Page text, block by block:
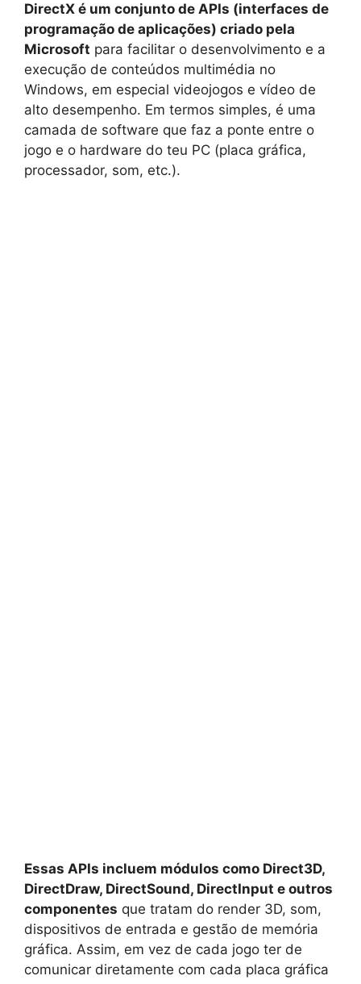
DirectX é um conjunto de APIs (interfaces de
programação de aplicações) criado pela
Microsoft para facilitar o desenvolvimento e a
execução de conteúdos multimédia no
Windows, em especial videojogos e vídeo de
alto desempenho. Em termos simples, é uma
camada de software que faz a ponte entre o
jogo e o hardware do teu PC (placa gráfica,
processador, som, etc.).
Essas APIs incluem módulos como Direct3D,
DirectDraw, DirectSound, DirectInput e outros
componentes que tratam do render 3D, som,
dispositivos de entrada e gestão de memória
gráfica. Assim, em vez de cada jogo ter de
comunicar diretamente com cada placa gráfica